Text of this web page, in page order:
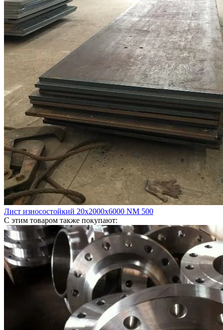
Лист износостойкий 20х2000х6000 NM 500
С этим товаром также покупают: